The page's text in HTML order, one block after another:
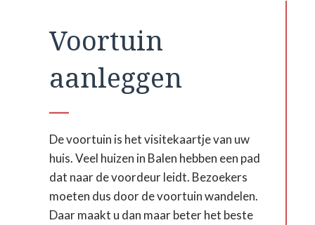
Voortuin
aanleggen
De voortuin is het visitekaartje van uw
huis. Veel huizen in Balen hebben een pad
dat naar de voordeur leidt. Bezoekers
moeten dus door de voortuin wandelen.
Daar maakt u dan maar beter het beste